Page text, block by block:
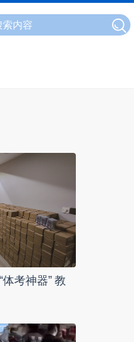
考神器” 教